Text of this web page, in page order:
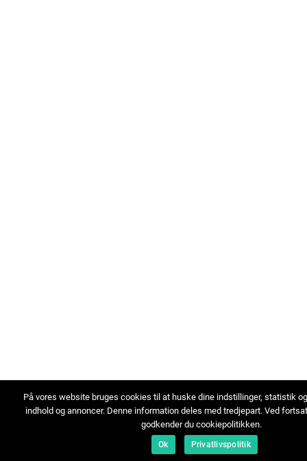
På vores website bruges cookies til at huske dine indstillinger, statistik
indhold og annoncer. Denne information deles med tredjepart. Ved
godkender du cookiepolitikken.
Ok Privatlivspolitik